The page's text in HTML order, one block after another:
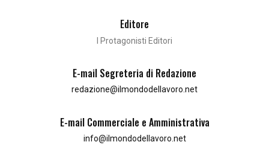
Editore
I Protagonisti Editori
E-mail Segreteria di Redazione
redazione@ilmondodellavoro.net
E-mail Commerciale e Amministrativa
info@ilmondodellavoro.net